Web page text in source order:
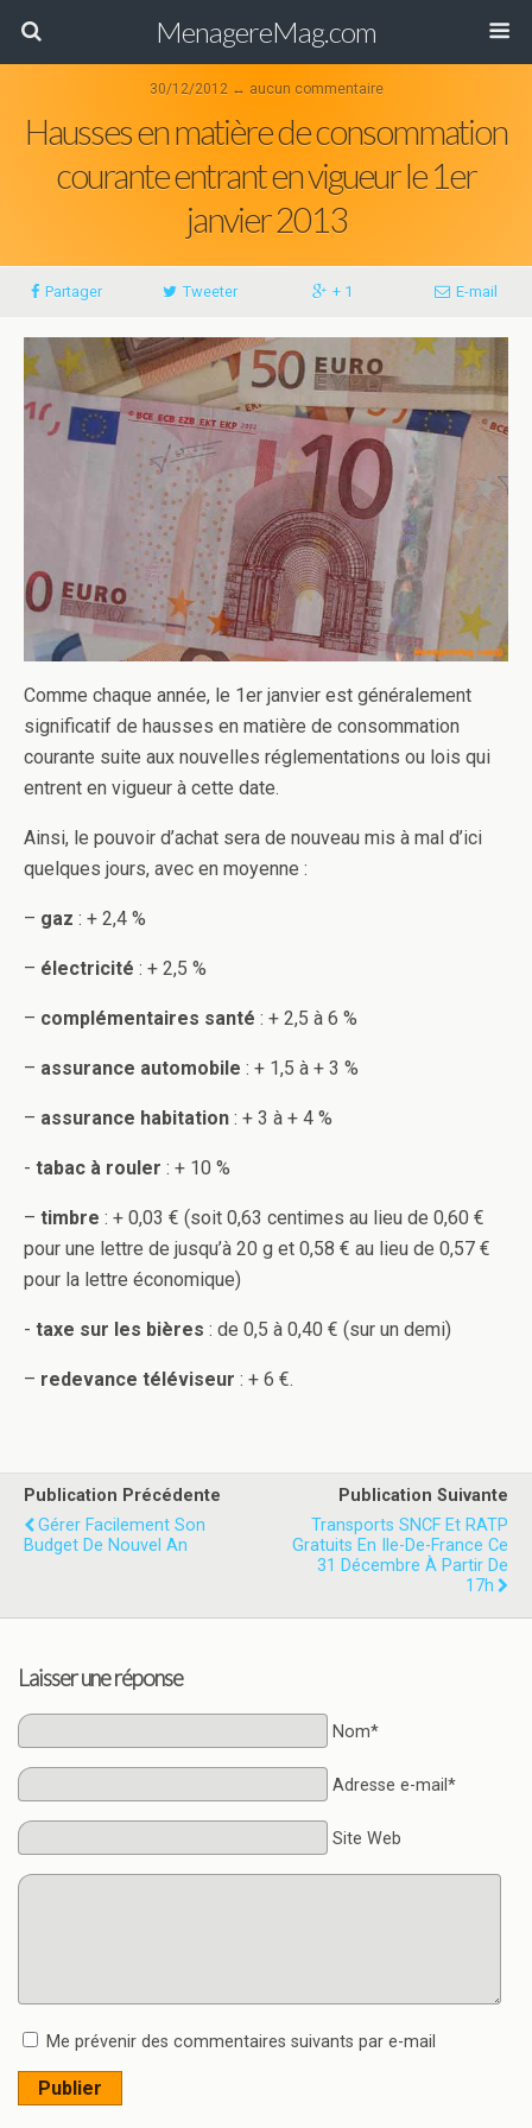
MenagereMag.com
30/12/2012 ↔ aucun commentaire
Hausses en matière de consommation
courante entrant en vigueur le 1er
janvier 2013
Partager Tweeter + 1 E-mail
Comme chaque année, le 1er janvier est généralement
significatif de hausses en matière de consommation
courante suite aux nouvelles réglementations ou lois qui
entrent en vigueur à cette date.
Ainsi, le pouvoir d’achat sera de nouveau mis à mal d’ici
quelques jours, avec en moyenne :
– gaz : + 2,4 %
– électricité : + 2,5 %
– complémentaires santé : + 2,5 à 6 %
– assurance automobile : + 1,5 à + 3 %
– assurance habitation : + 3 à + 4 %
- tabac à rouler : + 10 %
– timbre : + 0,03 € (soit 0,63 centimes au lieu de 0,60 €
pour une lettre de jusqu’à 20 g et 0,58 € au lieu de 0,57 €
pour la lettre économique)
- taxe sur les bières : de 0,5 à 0,40 € (sur un demi)
– redevance téléviseur : + 6 €.
Publication Précédente
Gérer Facilement Son
Budget De Nouvel An
Publication Suivante
Transports SNCF Et RATP
Gratuits En Ile-De-France Ce
31 Décembre À Partir De
17h
Laisser une réponse
Nom*
Adresse e-mail*
Site Web
Me prévenir des commentaires suivants par e-mail
Publier